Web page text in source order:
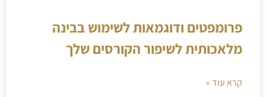
פרומפטים ודוגמאות לשימוש בבינה
מלאכותית לשיפור הקורסים שלך
קרא עוד »